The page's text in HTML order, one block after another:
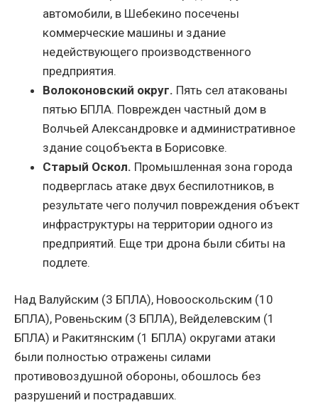
автомобили, в Шебекино посечены
коммерческие машины и здание
недействующего производственного
предприятия.
Волоконовский округ. Пять сел атакованы
пятью БПЛА. Поврежден частный дом в
Волчьей Александровке и административное
здание соцобъекта в Борисовке.
Старый Оскол. Промышленная зона города
подверглась атаке двух беспилотников, в
результате чего получил повреждения объект
инфраструктуры на территории одного из
предприятий. Еще три дрона были сбиты на
подлете.
Над Валуйским (3 БПЛА), Новооскольским (10
БПЛА), Ровеньским (3 БПЛА), Вейделевским (1
БПЛА) и Ракитянским (1 БПЛА) округами атаки
были полностью отражены силами
противовоздушной обороны, обошлось без
разрушений и пострадавших.